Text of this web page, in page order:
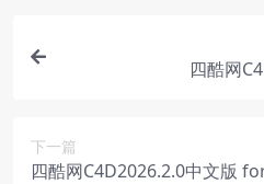
四酷网
下一篇
四酷网C4D2026.2.0中文版